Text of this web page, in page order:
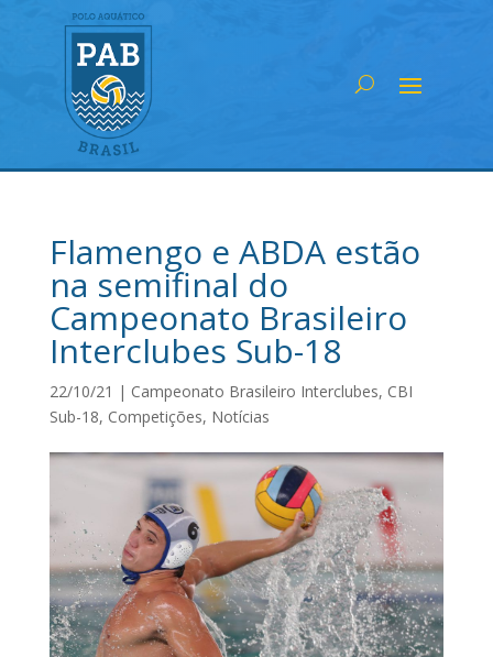
Flamengo e ABDA estão
na semifinal do
Campeonato Brasileiro
Interclubes Sub-18
22/10/21 | Campeonato Brasileiro Interclubes, CBI
Sub-18, Competições, Notícias